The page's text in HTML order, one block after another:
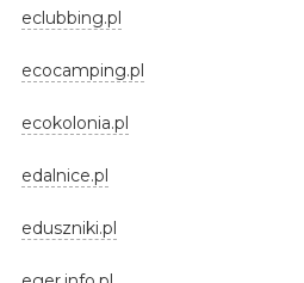
eclubbing.pl
ecocamping.pl
ecokolonia.pl
edalnice.pl
eduszniki.pl